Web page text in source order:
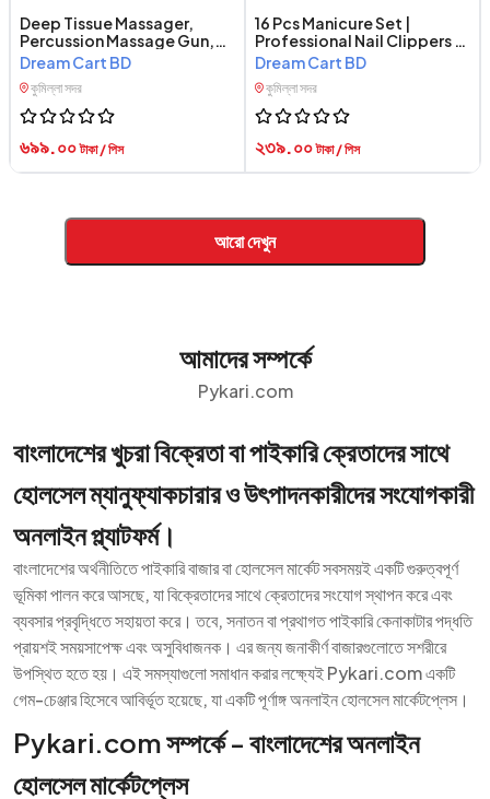
Deep Tissue Massager,
Percussion Massage Gun,
Full Body Massager, LCD
Massage Gun,
Rechargeable Massager,
Muscle
Dream Cart BD
কুমিল্লা সদর
৬৯৯.০০টাকা / পিস
16 Pcs Manicure Set |
Professional Nail Clippers &
Pedicure Kit
Dream Cart BD
কুমিল্লা সদর
২৩৯.০০টাকা / পিস
আরো দেখুন
আমাদের সম্পর্কে
Pykari.com
বাংলাদেশের খুচরা বিক্রেতা বা পাইকারি ক্রেতাদের সাথে
হোলসেল ম্যানুফ্যাকচারার ও উৎপাদনকারীদের সংযোগকারী
অনলাইন প্ল্যাটফর্ম।
বাংলাদেশের অর্থনীতিতে পাইকারি বাজার বা হোলসেল মার্কেট সবসময়ই একটি গুরুত্বপূর্ণ
ভূমিকা পালন করে আসছে, যা বিক্রেতাদের সাথে ক্রেতাদের সংযোগ স্থাপন করে এবং
ব্যবসার প্রবৃদ্ধিতে সহায়তা করে। তবে, সনাতন বা প্রথাগত পাইকারি কেনাকাটার পদ্ধতি
প্রায়শই সময়সাপেক্ষ এবং অসুবিধাজনক। এর জন্য জনাকীর্ণ বাজারগুলোতে সশরীরে
উপস্থিত হতে হয়। এই সমস্যাগুলো সমাধান করার লক্ষ্যেই Pykari.com একটি
গেম-চেঞ্জার হিসেবে আবির্ভূত হয়েছে, যা একটি পূর্ণাঙ্গ অনলাইন হোলসেল মার্কেটপ্লেস।
Pykari.com সম্পর্কে - বাংলাদেশের অনলাইন
হোলসেল মার্কেটপ্লেস